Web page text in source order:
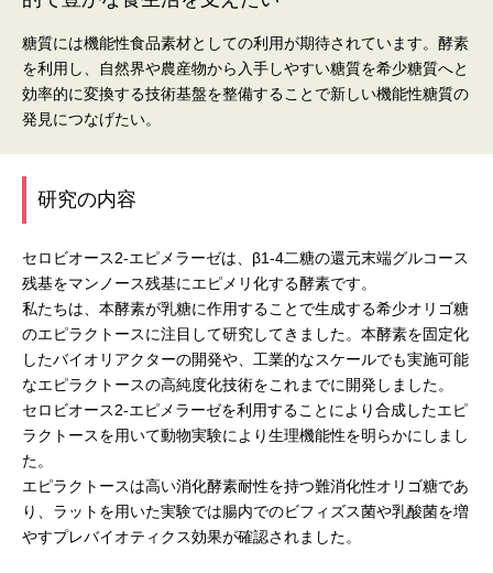
糖質には機能性食品素材としての利用が期待されています。酵素
を利用し、自然界や農産物から入手しやすい糖質を希少糖質へと
効率的に変換する技術基盤を整備することで新しい機能性糖質の
発見につなげたい。
研究の内容
セロビオース2-エピメラーゼは、β1-4二糖の還元末端グルコース
残基をマンノース残基にエピメリ化する酵素です。
私たちは、本酵素が乳糖に作用することで生成する希少オリゴ糖
のエピラクトースに注目して研究してきました。本酵素を固定化
したバイオリアクターの開発や、工業的なスケールでも実施可能
なエピラクトースの高純度化技術をこれまでに開発しました。
セロビオース2-エピメラーゼを利用することにより合成したエピ
ラクトースを用いて動物実験により生理機能性を明らかにしまし
た。
エピラクトースは高い消化酵素耐性を持つ難消化性オリゴ糖であ
り、ラットを用いた実験では腸内でのビフィズス菌や乳酸菌を増
やすプレバイオティクス効果が確認されました。